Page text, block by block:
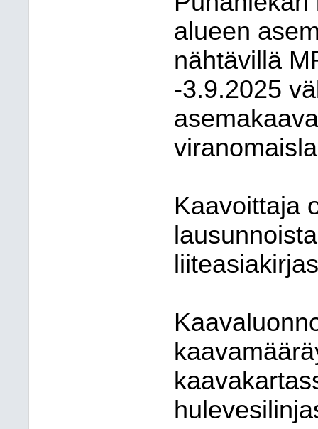
alueen
nähtävillä
-3.9.2025
Kaavoittaja